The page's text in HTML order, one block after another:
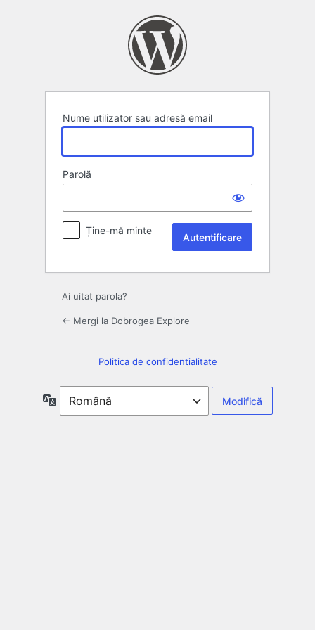
Nume utilizator sau adresă email
Parolă
Ține-mă minte
Ai uitat parola?
← Mergi la Dobrogea Explore
Politica de confidentialitate
Limbă